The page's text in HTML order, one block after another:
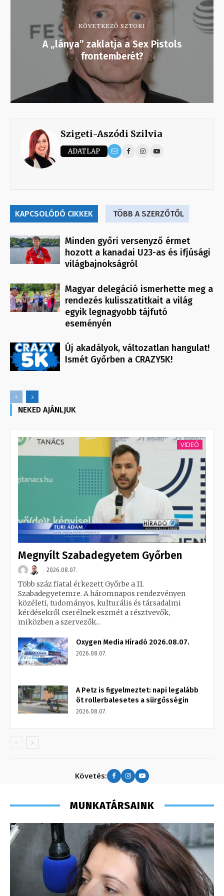
KÖVETKEZŐ SZTORI
A „lánya” zaklatja a Sex Pistols
frontemberét?
Szigeti-Aszódi Szilvia
ADATLAP
KAPCSOLÓDÓ CIKKEK TÖBB A SZERZŐTŐL
Minden győri versenyző érmet
hozott a kanadai U23-as és ifjúsági
világbajnokságról
Magyar delegáció ismerhette meg a
rendezés kulisszatitkait a világ
egyik legnagyobb tájfutó
eseményén
Új akadályok, változatlan hangulat!
Ismét Győrben a CRAZY5K!
NEKED AJÁNLJUK
VIDEÓ
Megnyílt Szabadegyetem Győrben
2026.08.07.
Több száz fiatal érkezett Győrbe a 11.
Szabadegyetemre. A háromnapos rendezvényen
közéleti, tudományos, kulturális és társadalmi
kérdésekről cserélnek eszmét a résztvevők,
miközben a szervezők...
Oxygen Media Híradó 2026.08.07.
2026.08.07.
A Petz is figyelmeztet: napi legalább
öt rollerbalesetes a sürgősségin
2026.08.07.
Követés:
MUNKATÁRSAINK